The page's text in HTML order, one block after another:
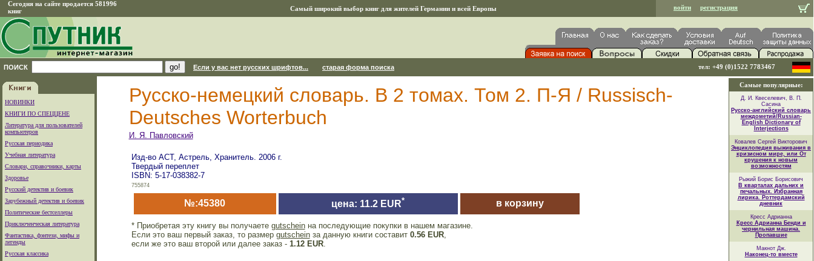
Сегодня на сайте продается 581996
книг
Самый широкий выбор книг для жителей Германии и всей Европы войти регистрация
ПОИСК Если у вас нет русских шрифтов... старая форма поиска тел: +49 (0)1522 7783467
НОВИНКИ
КНИГИ ПО СПЕЦЦЕНЕ
Литература для пользователей
компьютеров
Русская периодика
Учебная литература
Словари, справочники, карты
Здоровье
Русский детектив и боевик
Зарубежный детектив и боевик
Политические бестселлеры
Приключенческая литература
Фантастика, фэнтези, мифы и
легенды
Русская классика
Русско-немецкий словарь. В 2 томах. Том 2. П-Я / Russisch-
Deutsches Worterbuch
И. Я. Павловский
Изд-во АСТ, Астрель, Хранитель. 2006 г.
Твердый переплет
ISBN: 5-17-038382-7
755874
№:45380 цена: 11.2 EUR* в корзину
* Приобретая эту книгу вы получаете gutscheinна последующие покупки в нашем магазине.
Если это ваш первый заказ, то размер gutscheinза данную книги составит 0.56 EUR,
если же это ваш второй или далее заказ - 1.12 EUR.
Самые популярные:
Д. И. Квеселевич, В. П.
Сасина
Русско-английский словарь
междометий/Russian-
English Dictionary of
Interjections
Ковалев Сергей Викторович
Энциклопедия выживания в
кризисном мире, или От
крушения к новым
возможностям
Рыжий Борис Борисович
В кварталах дальних и
печальных. Избранная
лирика. Роттердамский
дневник
Кресс Адрианна
Кресс Адрианна Бенди и
чернильная машина.
Пропавшие
Макнот Дж.
Наконец-то вместе